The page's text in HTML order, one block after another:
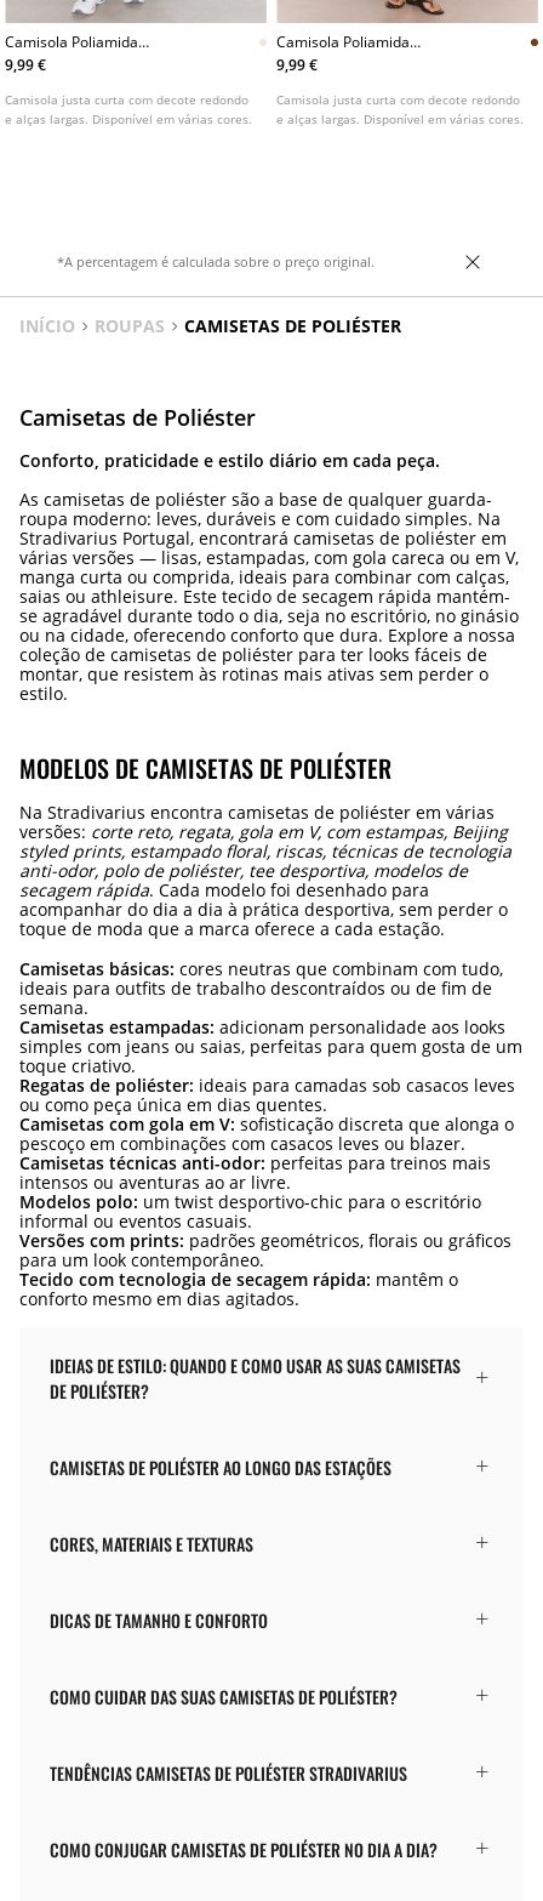
Camisola Poliamida
L07076116
9,99 €
Camisola justa curta com decote redondo
e alças largas. Disponível em várias cores.
Camisola Poliamida
L07076116
9,99 €
Camisola justa curta com decote redondo
e alças largas. Disponível em várias cores.
*A percentagem é calculada sobre o preço original.
INÍCIO ROUPAS CAMISETAS DE POLIÉSTER
Camisetas de Poliéster
Conforto, praticidade e estilo diário em cada peça.
As camisetas de poliéster são a base de qualquer guarda-
roupa moderno: leves, duráveis e com cuidado simples. Na
Stradivarius Portugal, encontrará camisetas de poliéster em
várias versões — lisas, estampadas, com gola careca ou em V,
manga curta ou comprida, ideais para combinar com calças,
saias ou athleisure. Este tecido de secagem rápida mantém-
se agradável durante todo o dia, seja no escritório, no ginásio
ou na cidade, oferecendo conforto que dura. Explore a nossa
coleção de camisetas de poliéster para ter looks fáceis de
montar, que resistem às rotinas mais ativas sem perder o
estilo.
MODELOS DE CAMISETAS DE POLIÉSTER
Na Stradivarius encontra camisetas de poliéster em várias
versões: corte reto, regata, gola em V, com estampas, Beijing
styled prints, estampado floral, riscas, técnicas de tecnologia
anti-odor, polo de poliéster, tee desportiva, modelos de
secagem rápida. Cada modelo foi desenhado para
acompanhar do dia a dia à prática desportiva, sem perder o
toque de moda que a marca oferece a cada estação.
Camisetas básicas: cores neutras que combinam com tudo,
ideais para outfits de trabalho descontraídos ou de fim de
semana.
Camisetas estampadas: adicionam personalidade aos looks
simples com jeans ou saias, perfeitas para quem gosta de um
toque criativo.
Regatas de poliéster: ideais para camadas sob casacos leves
ou como peça única em dias quentes.
Camisetas com gola em V: sofisticação discreta que alonga o
pescoço em combinações com casacos leves ou blazer.
Camisetas técnicas anti-odor: perfeitas para treinos mais
intensos ou aventuras ao ar livre.
Modelos polo: um twist desportivo-chic para o escritório
informal ou eventos casuais.
Versões com prints: padrões geométricos, florais ou gráficos
para um look contemporâneo.
Tecido com tecnologia de secagem rápida: mantêm o
conforto mesmo em dias agitados.
IDEIAS DE ESTILO: QUANDO E COMO USAR AS SUAS CAMISETAS
DE POLIÉSTER?
CAMISETAS DE POLIÉSTER AO LONGO DAS ESTAÇÕES
CORES, MATERIAIS E TEXTURAS
DICAS DE TAMANHO E CONFORTO
COMO CUIDAR DAS SUAS CAMISETAS DE POLIÉSTER?
TENDÊNCIAS CAMISETAS DE POLIÉSTER STRADIVARIUS
COMO CONJUGAR CAMISETAS DE POLIÉSTER NO DIA A DIA?